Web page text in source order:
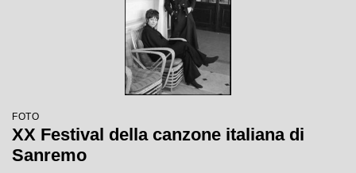
FOTO
XX Festival della canzone italiana di
Sanremo